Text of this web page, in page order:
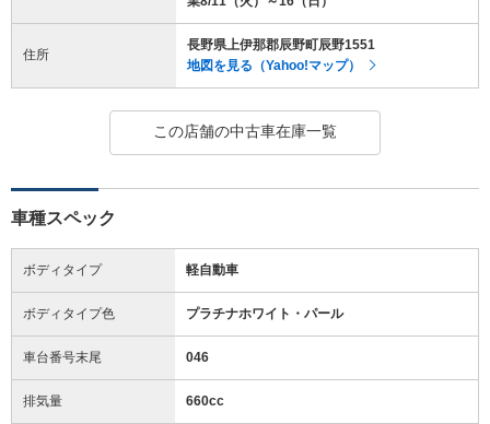
住所
長野県上伊那郡辰野町辰野1551
地図を見る（Yahoo!マップ）
この店舗の中古車在庫一覧
車種スペック
ボディタイプ 軽自動車
ボディタイプ色 プラチナホワイト・パール
車台番号末尾 046
排気量 660cc